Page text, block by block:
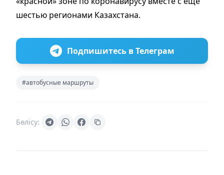
шестью регионами Казахстана.
Подпишитесь в Телеграм
#автобусные маршруты
Бөлісу: